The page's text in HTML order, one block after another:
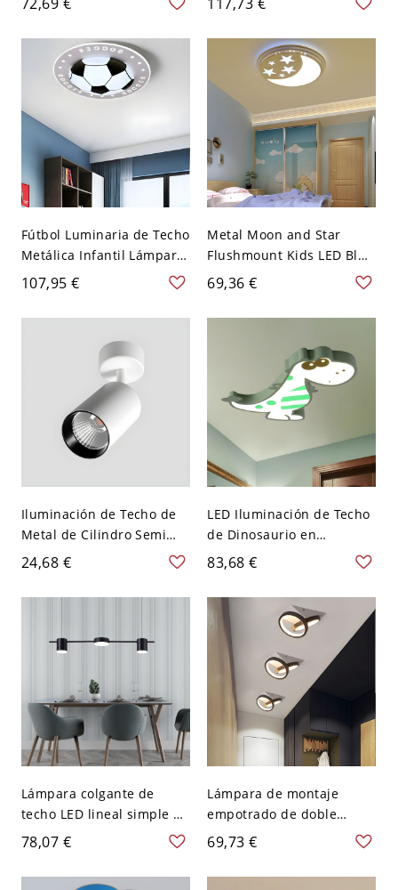
acrílico en luz blanca,
12,5" W
Diseño de Cuerna para
Cuarto - Gris 110 A 120 V
30,48 cm Blanco
Fútbol Luminaria de Techo
Metálica Infantil Lámpara
de Techo LED en
Azul/Rosa/Negro
16,5"/20,5"/24,5" de
Díametro - Negro 110 A
120 V 41,91 cm Blanco
107,95 €
Metal Moon and Star
Flushmount Kids LED Blue
Ceiling Lamp for Living
Room, White Light/Third
Gear/Remote Control
120 V Azul Blanco
69,36 €
Iluminación de Techo de
Metal de Cilindro Semi
Plafón LED Ajustable
Simple para Pasillo - 110
A 120 V Blanco Luz cálida
24,68 €
LED Iluminación de Techo
de Dinosaurio en
Rosa/Verde Lámpara de
Techo Metálica de Dibujos
Animados en Luz
Blanca/Regulación
Continua de Control
Remoto - 110 A 120 V
Verde Blanco
83,68 €
Lámpara colgante de
techo LED lineal simple de
metal con 3 cabezas en
negro, luz blanca para
sala de estar sobre mesa
78,07 €
Lámpara de montaje
empotrado de doble
anillo, acrílico modernista
con iluminación LED en
negro y luz blanca
69,73 €